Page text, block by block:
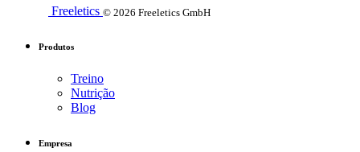
Freeletics © 2026 Freeletics GmbH
Produtos
Treino
Nutrição
Blog
Empresa